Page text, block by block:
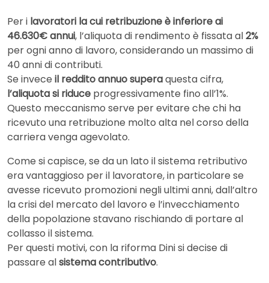
Per i lavoratori la cui retribuzione è inferiore ai
46.630€ annui, l’aliquota di rendimento è fissata al2%
per ogni anno di lavoro, considerando un massimo di
40 anni di contributi.
Se invece il reddito annuo superaquesta cifra,
l’aliquota si riduce progressivamente fino all’1%.
Questo meccanismo serve per evitare che chi ha
ricevuto una retribuzione molto alta nel corso della
carriera venga agevolato.
Come si capisce, se da un lato il sistema retributivo
era vantaggioso per il lavoratore, in particolare se
avesse ricevuto promozioni negli ultimi anni, dall’altro
la crisi del mercato del lavoro e l’invecchiamento
della popolazione stavano rischiando di portare al
collasso il sistema.
Per questi motivi, con la riforma Dini si decise di
passare alsistema contributivo.